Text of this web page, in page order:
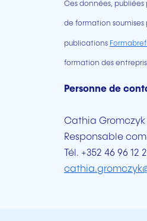
Ces données,
de formation soumises
publications
formation des
Personne de
Cathia Gromczyk
Responsable
Tél. +352 46 96 12